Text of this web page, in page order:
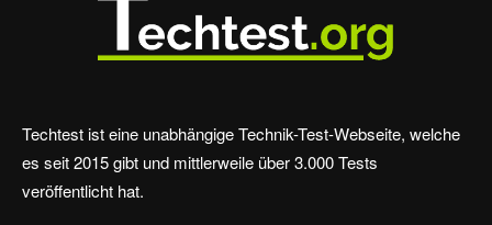
Techtest ist eine unabhängige Technik-Test-Webseite, welche
es seit 2015 gibt und mittlerweile über 3.000 Tests
veröffentlicht hat.